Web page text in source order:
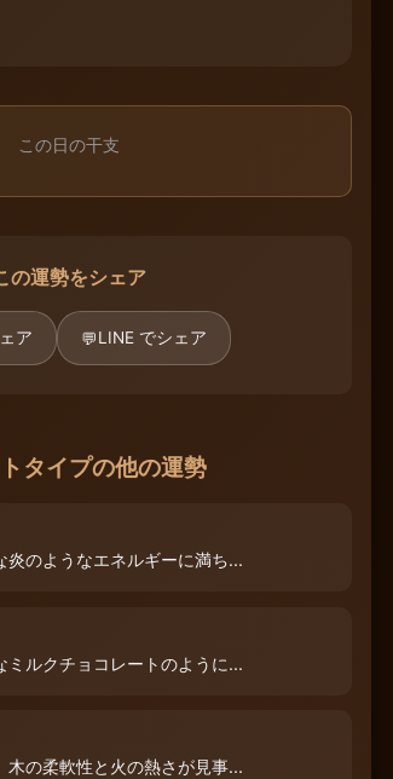
この日の干支
の運勢をシェア
ア 💬LINE でシェア
タイプの他の運勢
炎のようなエネルギーに満ち...
ミルクチョコレートのように...
木の柔軟性と火の熱さが見事...